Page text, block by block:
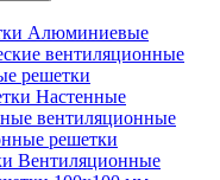
Алюминиевые
вентиляционные
решетки
Настенные
вентиляционные
решетки
Вентиляционные